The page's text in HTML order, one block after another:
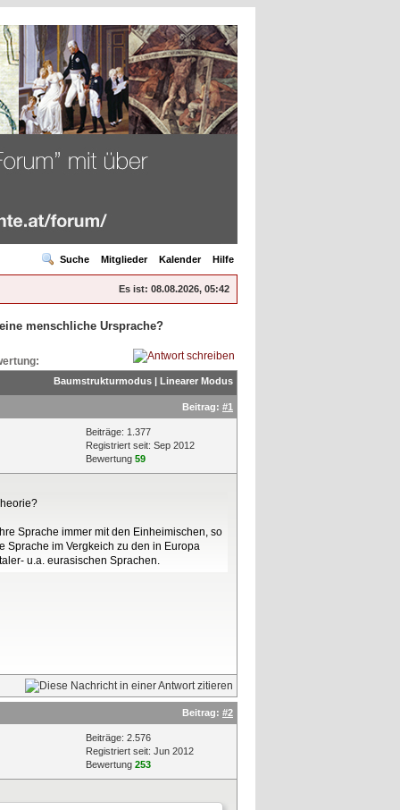
Suche Mitglieder Kalender Hilfe
Es ist: 08.08.2026, 05:42
menschliche Ursprache?
Baumstrukturmodus | Linearer Modus
Beitrag: #1
Beiträge: 1.377
Registriert seit: Sep 2012
Bewertung 59
Sprache immer mit den Einheimischen, so
Sprache im Vergkeich zu den in Europa
u.a. eurasischen Sprachen.
Beitrag: #2
Beiträge: 2.576
Registriert seit: Jun 2012
Bewertung 253